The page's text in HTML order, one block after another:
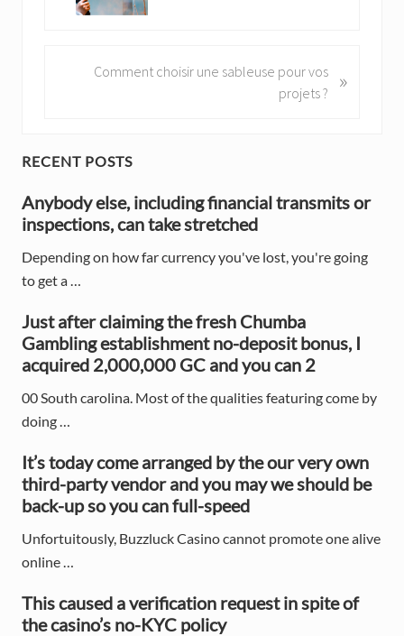
s
:
P
s
t
Comment choisir une sableuse pour vos
projets ?
»
P
r
i
m
r
y
S
i
d
e
b
a
r
RECENT POSTS
Anybody else, including financial transmits or
inspections, can take stretched
Depending on how far currency you've lost, you're going
to get a …
Just after claiming the fresh Chumba
Gambling establishment no-deposit bonus, I
acquired 2,000,000 GC and you can 2
00 South carolina. Most of the qualities featuring come by
doing …
It’s today come arranged by the our very own
third-party vendor and you may we should be
back-up so you can full-speed
Unfortuitously, Buzzluck Casino cannot promote one alive
online …
This caused a verification request in spite of
the casino’s no-KYC policy